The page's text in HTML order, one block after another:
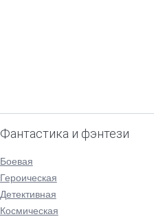
Фантастика и фэнтези
Боевая
Героическая
Детективная
Космическая